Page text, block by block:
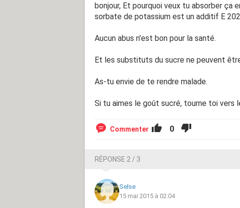
bonjour, Et pourquoi veux tu absorber ça
sorbate de potassium est un additif E
Aucun abus n'est bon pour la santé.
Et les substituts du sucre ne peuvent
As-tu envie de te rendre malade.
Si tu aimes le goût sucré, tourne toi vers
Commenter 0
RÉPONSE 2 / 3
Selse
15 mai 2015 à 02:04